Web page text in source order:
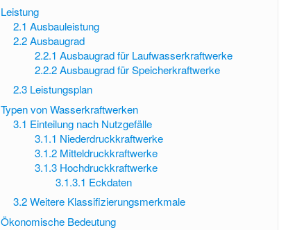
Leistung
2.1 Ausbauleistung
2.2 Ausbaugrad
2.2.1 Ausbaugrad für Laufwasserkraftwerke
2.2.2 Ausbaugrad für Speicherkraftwerke
2.3 Leistungsplan
Typen von Wasserkraftwerken
3.1 Einteilung nach Nutzgefälle
3.1.1 Niederdruckkraftwerke
3.1.2 Mitteldruckkraftwerke
3.1.3 Hochdruckkraftwerke
3.1.3.1 Eckdaten
3.2 Weitere Klassifizierungsmerkmale
Ökonomische Bedeutung